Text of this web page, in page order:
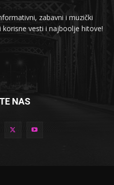
zabavni i muzički
vesti i najboolje hitove!
NAS